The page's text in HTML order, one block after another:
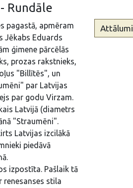
Rundāle
pagastā, apmēram
Jēkabs Eduards
ģimene pārcēlās
prozas rakstnieks,
"Billītēs", un
par Latvijas
par godu Virzam.
Latvijā (diametrs
"Straumēni".
Latvijas izcilākā
piedāvā
izpostīta. Pašlaik tā
renesanses stila
Attālumi